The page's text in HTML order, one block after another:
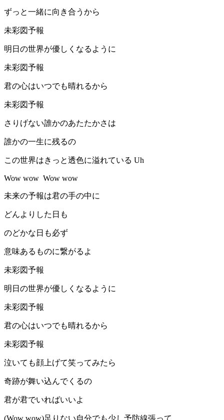
ずっと一緒に向き合うから
未彩図予報
明日の世界が優しくなるように
未彩図予報
君の心はいつでも晴れるから
未彩図予報
さりげない誰かのあたたかさは
誰かの一生に残るの
この世界はきっと透色に溢れている Uh
Wow wow Wow wow
未来の予報は君の手の中に
どんよりした日も
のどかな日も必ず
意味あるものに繋がるよ
未彩図予報
明日の世界が優しくなるように
未彩図予報
君の心はいつでも晴れるから
未彩図予報
泣いても顔上げて笑ってみたら
奇跡が舞い込んでくるの
君が君でいればいいよ